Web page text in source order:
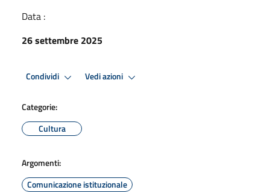
Data :
26 settembre 2025
Condividi Vedi azioni
Categorie:
Cultura
Argomenti:
Comunicazione istituzionale